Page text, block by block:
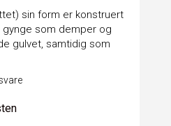
sin form er konstruert
som demper og
gulvet, samtidig som